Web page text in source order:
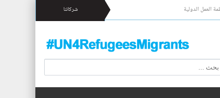
العمل الدولية شركائنا